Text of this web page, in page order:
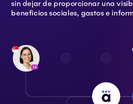
sin dejar de proporcionar una
beneficios sociales, gastos e